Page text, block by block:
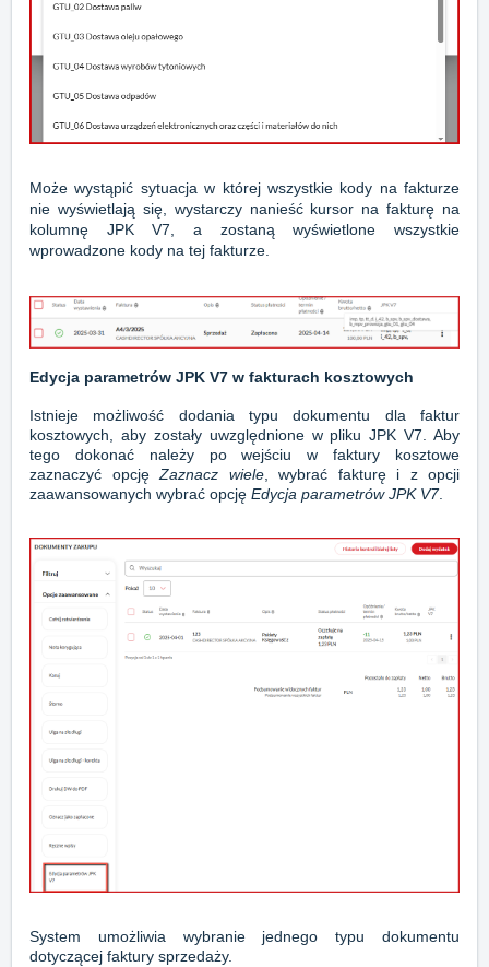
Może wystąpić sytuacja w której wszystkie kody na fakturze
nie wyświetlają się, wystarczy nanieść kursor na fakturę na
kolumnę JPK V7, a zostaną wyświetlone wszystkie
wprowadzone kody na tej fakturze.
Edycja parametrów JPK V7 w fakturach kosztowych
Istnieje możliwość dodania typu dokumentu dla faktur
kosztowych, aby zostały uwzględnione w pliku JPK V7. Aby
tego dokonać należy po wejściu w faktury kosztowe
zaznaczyć opcję Zaznacz wiele, wybrać fakturę i z opcji
zaawansowanych wybrać opcję Edycja parametrów JPK V7.
System umożliwia wybranie jednego typu dokumentu
dotyczącej faktury sprzedaży.